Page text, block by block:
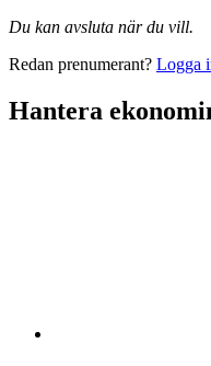
Du kan avsluta när du vill.
Redan prenumerant? Logga
Hantera